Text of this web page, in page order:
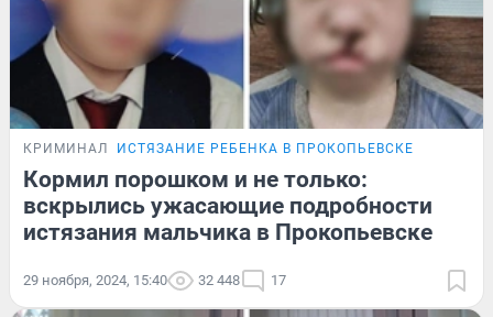
КРИМИНАЛ ИСТЯЗАНИЕ РЕБЕНКА В ПРОКОПЬЕВСКЕ
Кормил порошком и не только:
вскрылись ужасающие подробности
истязания мальчика в Прокопьевске
29 ноября, 2024, 15:40 32 448 17